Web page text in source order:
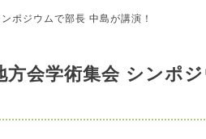
ポジウムで部長 中島が講演！
方会学術集会 シンポ